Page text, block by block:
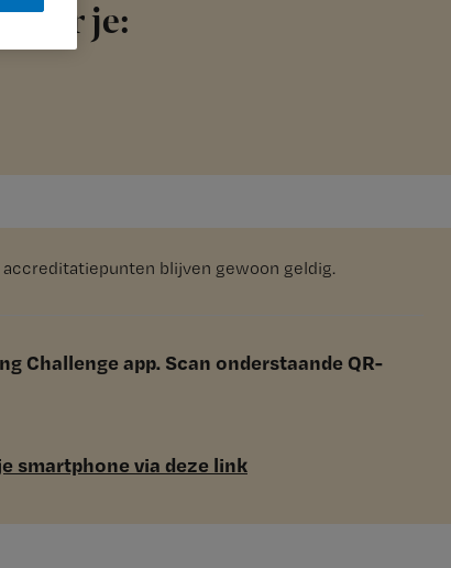
leer je:
blijven gewoon geldig.
Challenge app. Scan onderstaande QR-
smartphone via deze link